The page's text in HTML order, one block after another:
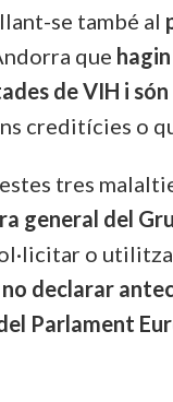
se també al
que
de VIH i
creditícies o
tres
general del
o
declarar
Parlament